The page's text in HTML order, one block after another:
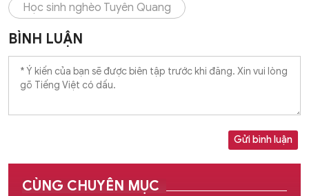
Học sinh nghèo Tuyên Quang
BÌNH LUẬN
Gửi bình luận
CÙNG CHUYÊN MỤC